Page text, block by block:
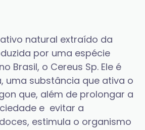
natural extraído da
por uma espécie
Brasil, o Cereus Sp. Ele é
uma substância que ativa o
que, além de prolongar a
e  evitar a
estimula o organismo